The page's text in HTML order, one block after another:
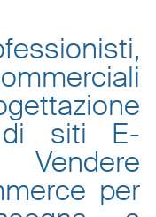
di siti E-
per